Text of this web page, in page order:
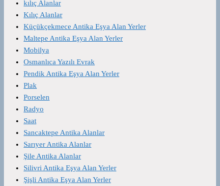
kılıç Alanlar
Kılıç Alanlar
Küçükçekmece Antika Eşya Alan Yerler
Maltepe Antika Eşya Alan Yerler
Mobilya
Osmanlıca Yazılı Evrak
Pendik Antika Eşya Alan Yerler
Plak
Porselen
Radyo
Saat
Sancaktepe Antika Alanlar
Sarıyer Antika Alanlar
Şile Antika Alanlar
Silivri Antika Eşya Alan Yerler
Şişli Antika Eşya Alan Yerler